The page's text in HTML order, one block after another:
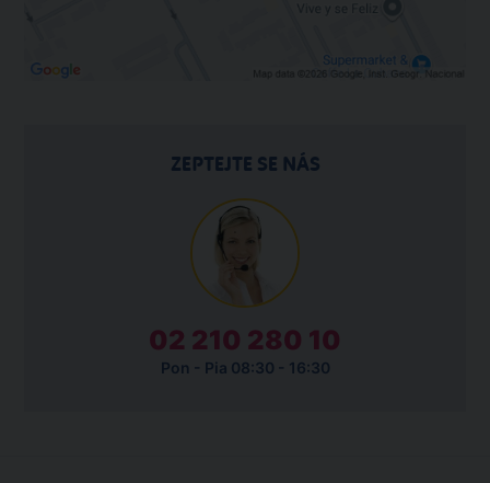
ZEPTEJTE SE NÁS
02 210 280 10
Pon - Pia 08:30 - 16:30